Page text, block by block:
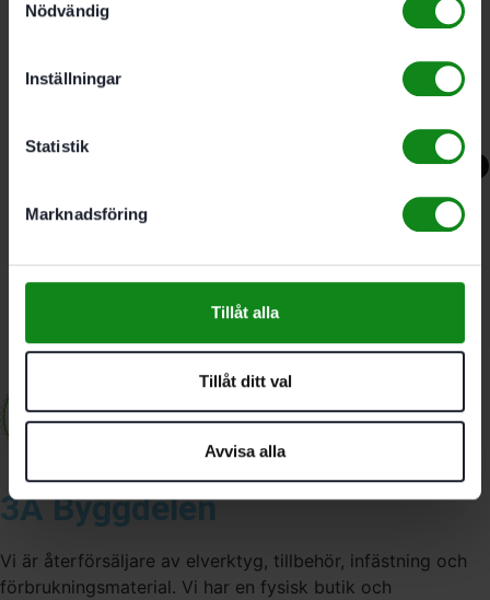
Nödvändig
Inställningar
Statistik
Marknadsföring
Tillåt alla
Tillåt ditt val
Avvisa alla
Festool Pikétröja mörkblå
herr POL-FT1 M
515
Festool Pikétröja mörkblå
herr POL-FT1 S
3A Byggdelen
Vi är återförsäljare av elverktyg, tillbehör, infästning och
förbrukningsmaterial. Vi har en fysisk butik och